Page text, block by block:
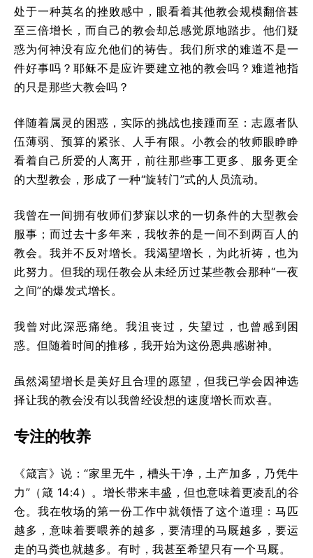
处于一种莫名的挫败感中，眼看着其他教会规模翻倍甚
至三倍增长，而自己的教会却总感觉原地踏步。他们疑
惑为何神没有应允他们的祷告。我们所求的难道不是一
件好事吗？耶稣不是应许要建立祂的教会吗？难道祂指
的只是那些大教会吗？
伴随着属灵的困惑，实际的挑战也接踵而至：志愿者队
伍薄弱、预算的紧张、人手有限。小教会的牧师眼睁睁
看着自己所爱的人离开，前往那些事工更多、服务更全
的大型教会，形成了一种“旋转门”式的人员流动。
我曾在一间拥有牧师们梦寐以求的一切条件的大型教会
服事；而过去十多年来，我牧养的是一间不到两百人的
教会。我并不反对增长。我渴望增长，为此祈祷，也为
此努力。但我的现任教会从未经历过某些教会那种“一夜
之间”的爆发式增长。
我曾对此深恶痛绝。我沮丧过，失望过，也曾感到困
惑。但随着时间的推移，我开始为这份恩典感谢神。
虽然渴望增长是美好且合理的愿望，但我已学会因神选
择让我的教会没有以我曾经设想的速度增长而欢喜。
专注的牧养
《箴言》说：“家里无牛，槽头干净，土产加多，乃凭牛
力”（箴 14:4）。增长带来丰盛，但也意味着更凌乱的谷
仓。我在牧场的第一份工作中就领悟了这个道理：马匹
越多，意味着要喂养的越多，要清理的马厩越多，要运
走的马粪也就越多。有时，我甚至希望只有一个马厩。